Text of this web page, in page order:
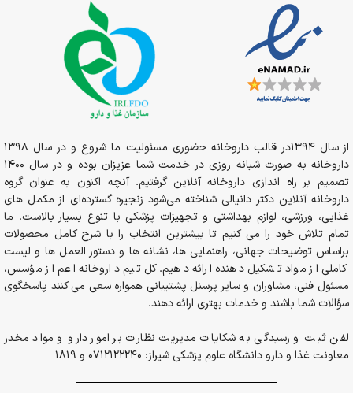
از سال 1394در قالب داروخانه حضوری مسئولیت ما شروع و در سال 1398
داروخانه به صورت شبانه روزی در خدمت شما عزیزان بوده و در سال 1400
تصمیم بر راه اندازی داروخانه آنلاین گرفتیم. آنچه اکنون به عنوان گروه
داروخانه آنلاین دکتر دانیالی شناخته می‌شود زنجیره گسترده‌ای از مکمل های
غذایی، ورزشی، لوازم بهداشتی و تجهیزات پزشکی با تنوع بسیار بالاست. ما
تمام تلاش خود را می کنیم تا بیشترین انتخاب را با شرح کامل محصولات
براساس توضیحات جهانی، راهنمایی ها، نشانه ها و دستور العمل ها و لیست
کاملی از مواد تشکیل دهنده ارائه دهیم. کل تیم داروخانه اعم از مؤسس،
مسئول فنی، مشاوران و سایر پرسنل پشتیبانی همواره سعی می کنند پاسخگوی
سؤالات شما باشند و خدمات بهتری ارائه دهند.
لفن ثبت و رسیدگی به شکایات مدیریت نظارت بر امور دارو و مواد مخدر
معاونت غذا و دارو دانشگاه علوم پزشکی شیراز: 0712122240 و 1819